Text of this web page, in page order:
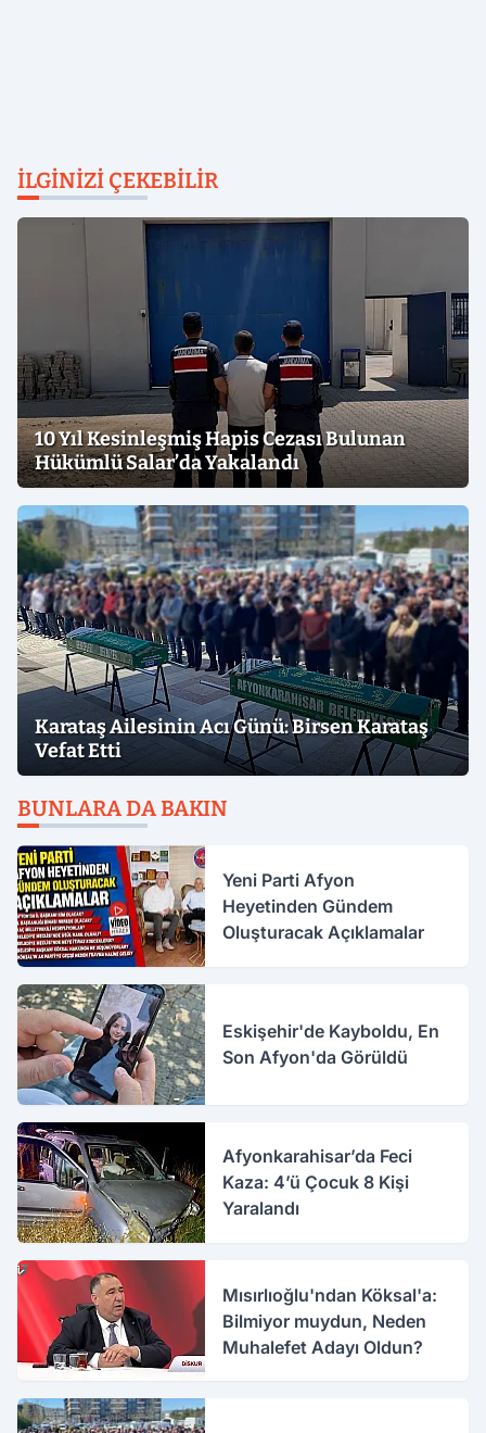
İLGINIZI ÇEKEBILIR
10 Yıl Kesinleşmiş Hapis Cezası Bulunan
Hükümlü Salar’da Yakalandı
Karataş Ailesinin Acı Günü: Birsen Karataş
Vefat Etti
BUNLARA DA BAKIN
Yeni Parti Afyon
Heyetinden Gündem
Oluşturacak Açıklamalar
Eskişehir'de Kayboldu, En
Son Afyon'da Görüldü
Afyonkarahisar’da Feci
Kaza: 4’ü Çocuk 8 Kişi
Yaralandı
Mısırlıoğlu'ndan Köksal'a:
Bilmiyor muydun, Neden
Muhalefet Adayı Oldun?